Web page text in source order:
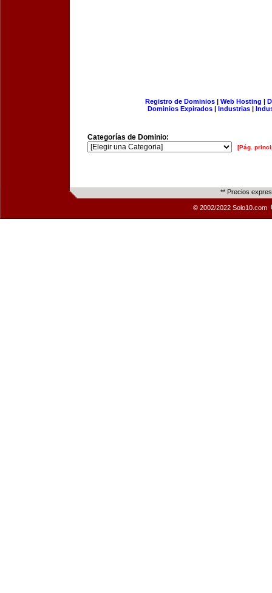
Registro de Dominios| Web Hosting |
Dominios Expirados | Industrias |
Categorías de Dominio:
[Pág.
** Precios
© 2002/2022 Solo10.com